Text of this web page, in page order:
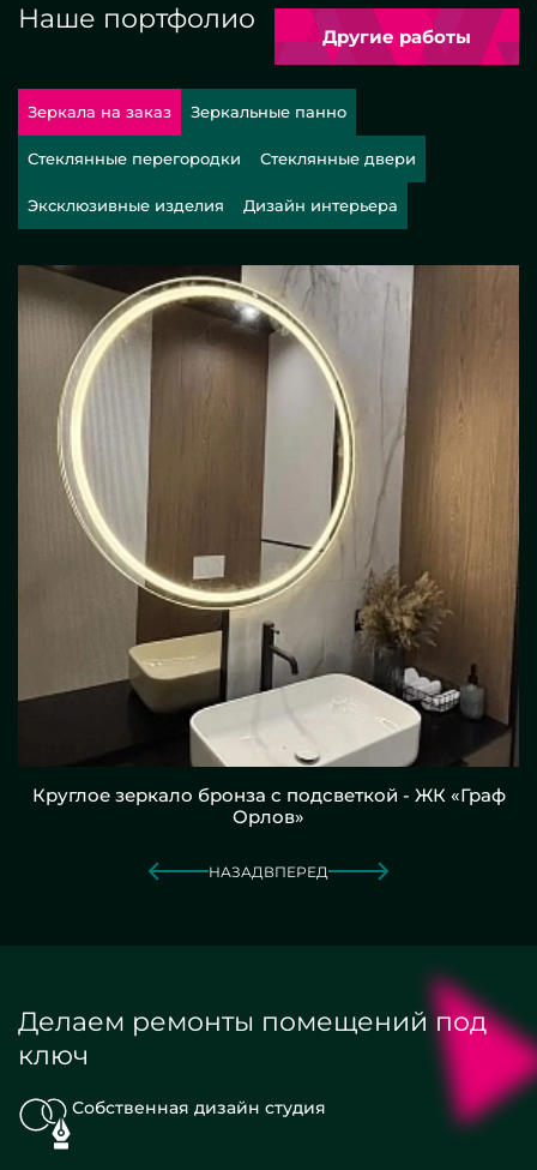
Наше портфолио
Другие работы
Зеркала на заказ Зеркальные панно
Стеклянные перегородки Стеклянные двери
Эксклюзивные изделия Дизайн интерьера
Круглое зеркало бронза с подсветкой - ЖК «Граф
Орлов»
НАЗАД ВПЕРЕД
Делаем ремонты помещений под
ключ
Собственная дизайн студия